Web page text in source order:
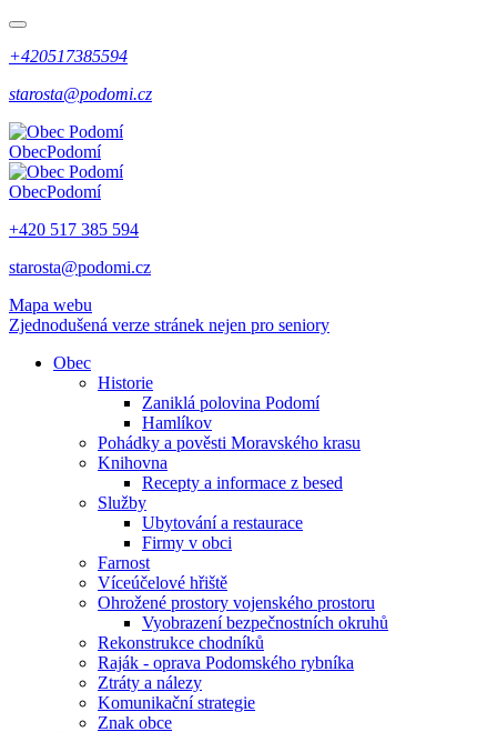
+420517385594
starosta@podomi.cz
ObecPodomí
ObecPodomí
+420 517 385 594
starosta@podomi.cz
Mapa webu
Zjednodušená verze stránek nejen pro seniory
Obec
Historie
Zaniklá polovina Podomí
Hamlíkov
Pohádky a pověsti Moravského krasu
Knihovna
Recepty a informace z besed
Služby
Ubytování a restaurace
Firmy v obci
Farnost
Víceúčelové hřiště
Ohrožené prostory vojenského prostoru
Vyobrazení bezpečnostních okruhů
Rekonstrukce chodníků
Raják - oprava Podomského rybníka
Ztráty a nálezy
Komunikační strategie
Znak obce